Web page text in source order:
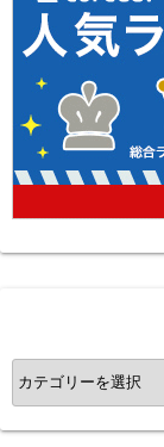
カ
テ
ゴ